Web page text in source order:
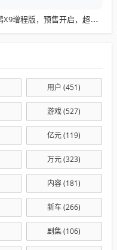
小鹏X9增程版，预售开启，超长续航终结MPV续航焦虑，5C快充技术引领新潮流
用户 (451)
游戏(527)
亿元(119)
万元(323)
内容(181)
新车(266)
剧集(106)